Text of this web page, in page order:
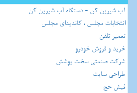
آب شیرین کن - دستگاه آب شیرین کن
انتخابات مجلس ، کاندیدای مجلس
تعمیر تلفن
خرید و فروش خودرو
شرکت صنعتی سخت پوشش
طراحی سایت
فیش حج